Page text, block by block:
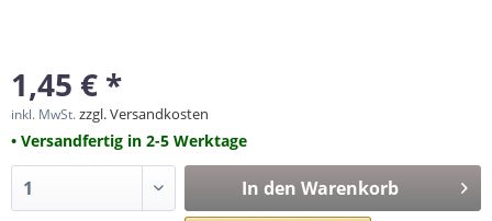
1,45 € *
inkl. MwSt.zzgl. Versandkosten
• Versandfertig in 2-5 Werktage
In den Warenkorb